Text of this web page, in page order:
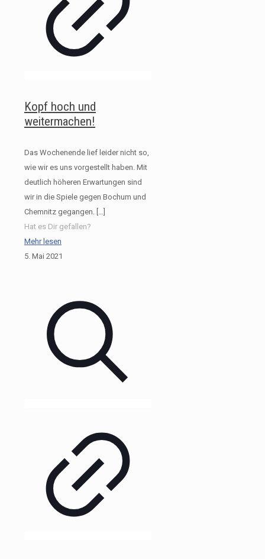
Kopf hoch und
weitermachen!
Das Wochenende lief leider nicht so,
wie wir es uns vorgestellt haben. Mit
deutlich höheren Erwartungen sind
wir in die Spiele gegen Bochum und
Chemnitz gegangen. […]
Hat es Dir gefallen?
Mehr lesen
5. Mai 2021